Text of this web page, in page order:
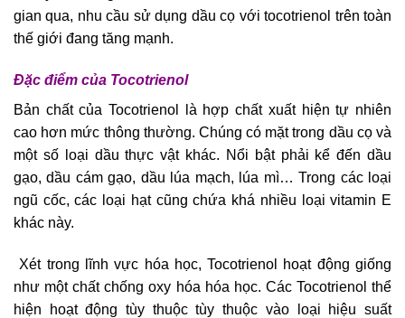
gian qua, nhu cầu sử dụng dầu cọ với tocotrienol trên toàn
thế giới đang tăng mạnh.
Đặc điểm của Tocotrienol
Bản chất của Tocotrienol là hợp chất xuất hiện tự nhiên
cao hơn mức thông thường. Chúng có mặt trong dầu cọ và
một số loại dầu thực vật khác. Nổi bật phải kể đến dầu
gạo, dầu cám gạo, dầu lúa mạch, lúa mì… Trong các loại
ngũ cốc, các loại hạt cũng chứa khá nhiều loại vitamin E
khác này.
Xét trong lĩnh vực hóa học, Tocotrienol hoạt động giống
như một chất chống oxy hóa hóa học. Các Tocotrienol thể
hiện hoạt động tùy thuộc tùy thuộc vào loại hiệu suất